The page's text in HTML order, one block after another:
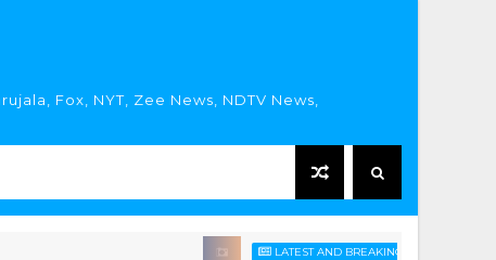
Fox, NYT, Zee News, NDTV News,
LATEST AND BREAKING HINDI NEWS